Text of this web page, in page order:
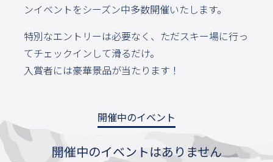
ンイベントをシーズン中多数開催いたします。
特別なエントリーは必要なく、ただスキー場に行っ
てチェックインして滑るだけ。
入賞者には豪華景品が当たります！
開催中のイベント
開催中のイベントはありません